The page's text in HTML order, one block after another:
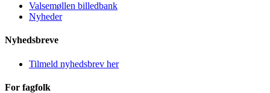
Valsemøllen billedbank
Nyheder
Nyhedsbreve
Tilmeld nyhedsbrev her
For fagfolk